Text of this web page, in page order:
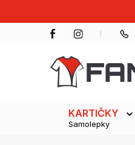
KARTIČKY
Samolepky